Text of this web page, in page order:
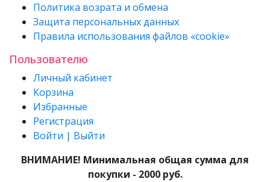
Политика возрата и обмена
Защита персональных данных
Правила использования файлов «cookie»
Пользователю
Личный кабинет
Корзина
Избранные
Регистрация
Войти | Выйти
ВНИМАНИЕ! Минимальная общая сумма для
покупки - 2000 руб.